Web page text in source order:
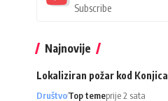
Subscribe
Najnovije
Lokaliziran požar kod Konjica
DruštvoTop temeprije 2 sata